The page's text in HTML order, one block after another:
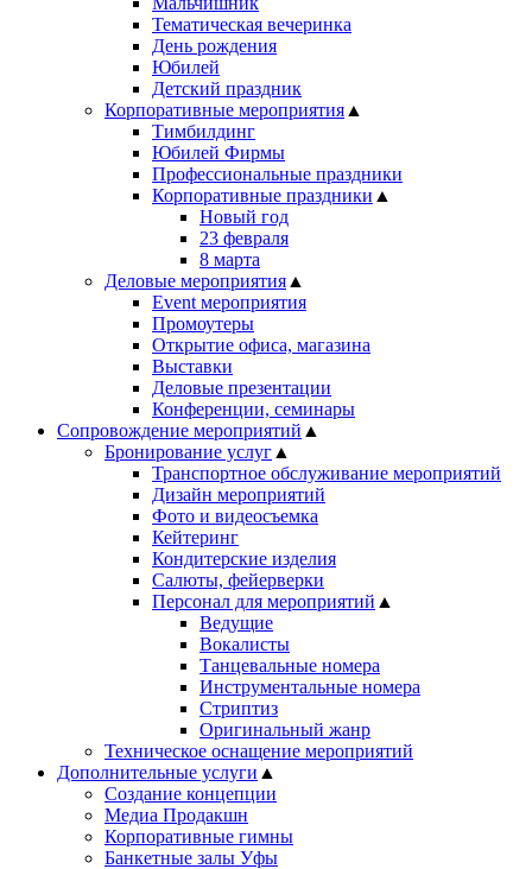
Тематическая вечеринка
День рождения
Юбилей
Детский праздник
Корпоративные мероприятия ▲
Тимбилдинг
Юбилей Фирмы
Профессиональные праздники
Корпоративные праздники ▲
Новый год
23 февраля
8 марта
Деловые мероприятия ▲
Event мероприятия
Промоутеры
Открытие офиса, магазина
Выставки
Деловые презентации
Конференции, семинары
Сопровождение мероприятий ▲
Бронирование услуг ▲
Транспортное обслуживание мероприятий
Дизайн мероприятий
Фото и видеосъемка
Кейтеринг
Кондитерские изделия
Салюты, фейерверки
Персонал для мероприятий ▲
Ведущие
Вокалисты
Танцевальные номера
Инструментальные номера
Стриптиз
Оригинальный жанр
Техническое оснащение мероприятий
Дополнительные услуги ▲
Создание концепции
Медиа Продакшн
Корпоративные гимны
Банкетные залы Уфы